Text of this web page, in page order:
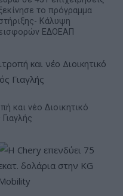
το πρόγραμμα
Κάλυψη
ΕΔΟΕΑΠ
και νέο Διοικητικό